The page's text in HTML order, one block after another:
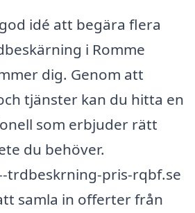
idé att begära flera
i Romme
dig. Genom att
tjänster kan du hitta en
som erbjuder rätt
du behöver.
trdbeskrning-pris-rqbf.se
samla in offerter från